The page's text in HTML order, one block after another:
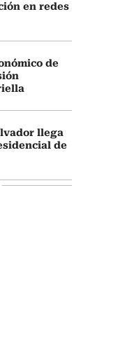
en redes
de
llega
de